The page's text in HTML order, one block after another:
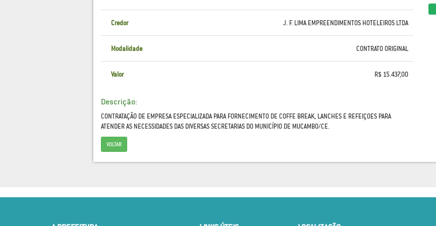
Credor J. F. LIMA EMPREENDIMENTOS HOTELEIROS LTDA
Modalidade CONTRATO ORIGINAL
Valor R$ 15.437,00
Descrição:
CONTRATAÇÃO DE EMPRESA ESPECIALIZADA PARA FORNECIMENTO DE COFFE BREAK, LANCHES E REFEIÇOES PARA
ATENDER AS NECESSIDADES DAS DIVERSAS SECRETARIAS DO MUNICÍPIO DE MUCAMBO/CE.
VOLTAR